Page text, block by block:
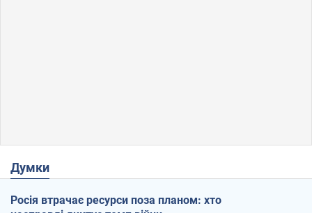
Думки
Росія втрачає ресурси поза планом: хто